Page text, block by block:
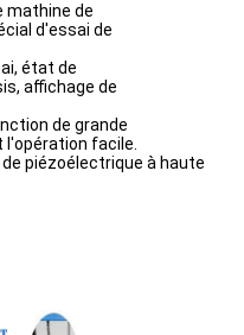
mathine de
d'essai de
état de
affichage de
de grande
l'opération facile.
piézoélectrique à haute